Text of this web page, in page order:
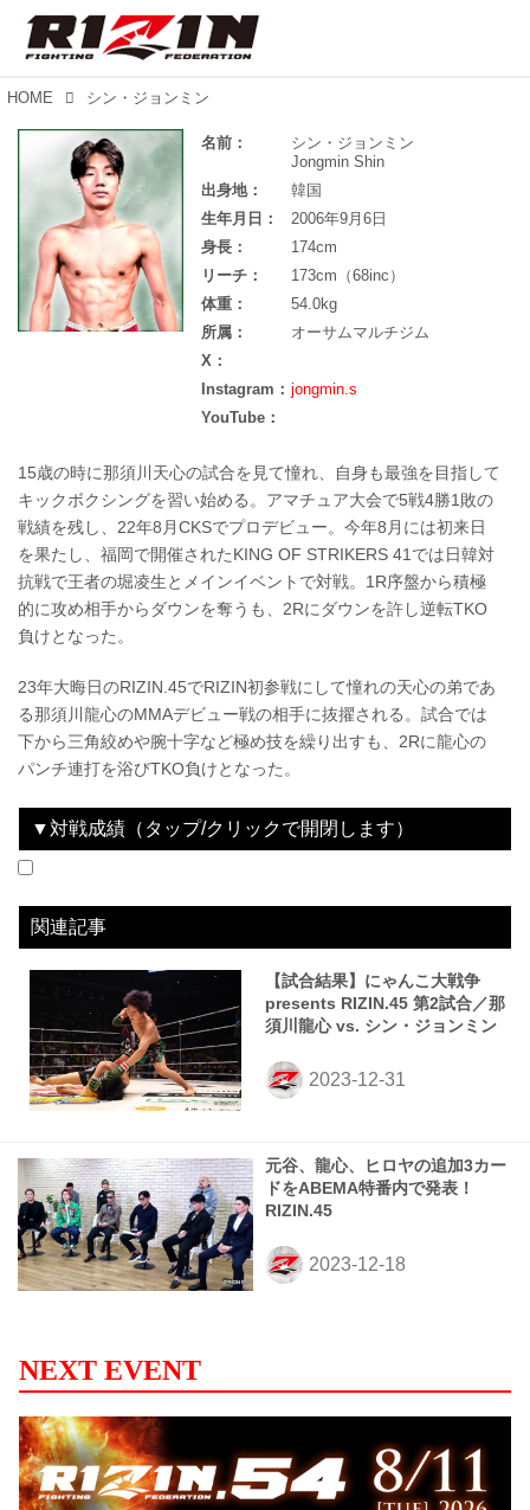
HOME シン・ジョンミン
名前：
シン・ジョンミン
Jongmin Shin
出身地：
韓国
生年月日：
2006年9月6日
身長：
174cm
リーチ：
173cm（68inc）
体重：
54.0kg
所属：
オーサムマルチジム
X：
Instagram： jongmin.s
YouTube：
15歳の時に那須川天心の試合を見て憧れ、自身も最強を目指して
キックボクシングを習い始める。アマチュア大会で5戦4勝1敗の
戦績を残し、22年8月CKSでプロデビュー。今年8月には初来日
を果たし、福岡で開催されたKING OF STRIKERS 41では日韓対
抗戦で王者の堀凌生とメインイベントで対戦。1R序盤から積極
的に攻め相手からダウンを奪うも、2Rにダウンを許し逆転TKO
負けとなった。
23年大晦日のRIZIN.45でRIZIN初参戦にして憧れの天心の弟であ
る那須川龍心のMMAデビュー戦の相手に抜擢される。試合では
下から三角絞めや腕十字など極め技を繰り出すも、2Rに龍心の
パンチ連打を浴びTKO負けとなった。
▼対戦成績（タップ/クリックで開閉します）
関連記事
【試合結果】にゃんこ大戦争
presents RIZIN.45 第2試合／那
須川龍心 vs. シン・ジョンミン
元谷、龍心、ヒロヤの追加3カー
ドをABEMA特番内で発表！
RIZIN.45
NEXT EVENT